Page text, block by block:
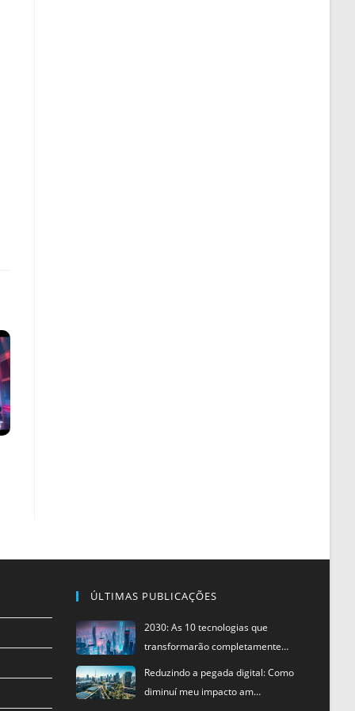
ÚLTIMAS PUBLICAÇÕES
2030: As 10 tecnologias que
transformarão completamente…
Reduzindo a pegada digital: Como
diminuí meu impacto am…